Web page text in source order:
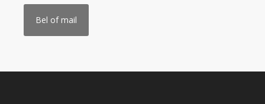
Bel of mail